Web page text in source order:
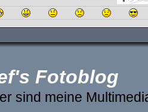
Fotoblog
sind meine